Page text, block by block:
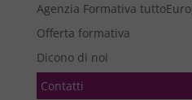
Agenzia Formativa
Offerta formativa
Dicono di noi
Contatti